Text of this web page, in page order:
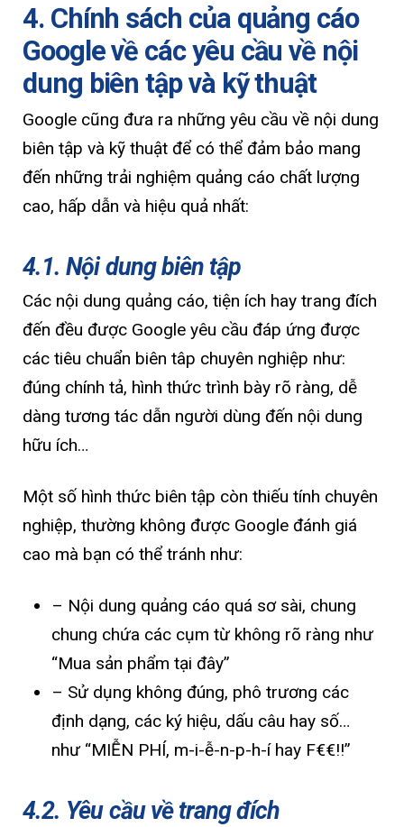
4. Chính sách của quảng cáo
Google về các yêu cầu về nội
dung biên tập và kỹ thuật
Google cũng đưa ra những yêu cầu về nội dung
biên tập và kỹ thuật để có thể đảm bảo mang
đến những trải nghiệm quảng cáo chất lượng
cao, hấp dẫn và hiệu quả nhất:
4.1. Nội dung biên tập
Các nội dung quảng cáo, tiện ích hay trang đích
đến đều được Google yêu cầu đáp ứng được
các tiêu chuẩn biên tâp chuyên nghiệp như:
đúng chính tả, hình thức trình bày rõ ràng, dễ
dàng tương tác dẫn người dùng đến nội dung
hữu ích…
Một số hình thức biên tập còn thiếu tính chuyên
nghiệp, thường không được Google đánh giá
cao mà bạn có thể tránh như:
– Nội dung quảng cáo quá sơ sài, chung
chung chứa các cụm từ không rõ ràng như
“Mua sản phẩm tại đây”
– Sử dụng không đúng, phô trương các
định dạng, các ký hiệu, dấu câu hay số…
như “MIỄN PHÍ, m-i-ễ-n-p-h-í hay F₹€€!!”
4.2. Yêu cầu về trang đích